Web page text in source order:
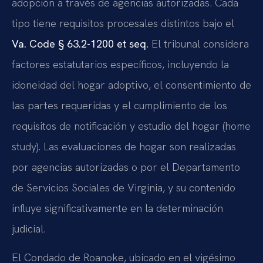
tipo tiene requisitos procesales distintos bajo el
Va. Code § 63.2-1200 et seq. El tribunal considera
factores estatutarios específicos, incluyendo la
idoneidad del hogar adoptivo, el consentimiento de
las partes requeridas y el cumplimiento de los
requisitos de notificación y estudio del hogar (home
study). Las evaluaciones de hogar son realizadas
por agencias autorizadas o por el Departamento
de Servicios Sociales de Virginia, y su contenido
influye significativamente en la determinación
judicial.
El Condado de Roanoke, ubicado en el vigésimo